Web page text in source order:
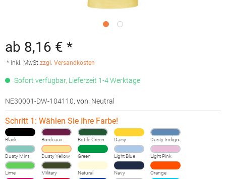
ab 8,16 € *
* inkl. MwSt.zzgl. Versandkosten
Sofort verfügbar, Lieferzeit 1-4 Werktage
NE30001-DW-104110, von: Neutral
Schritt 1: Wählen Sie Ihre Farbe!
Black Bordeaux Bottle Green Daisy Dusty Indigo
Dusty Mint Dusty Yellow Green Light Blue Light Pink
Lime Military Natural Navy Orange